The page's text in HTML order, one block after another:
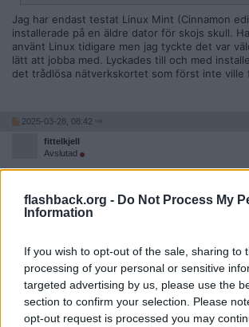
flashback.org - Do Not Process My
Information
If you wish to opt-out of the sale, sharing to
processing of your personal or sensitive
targeted advertising by us, please use the
section to confirm your selection. Please
opt-out request is processed you may
Jag har endast testat Linux Mint (Cinnamon
installerade på en äldre dator för skojs skull.
använt Linux tidigare men jag tyckte det var
lätt att jobba med. Lyckades till och med
det trådlösa nätverkskortet som först inte ville
2025-03-28, 08:42
fittelkjell
Avslutad
För dem som inte förstår trådskaparens
OnT: Linux Mint är användarvänligt.
2025-03-28, 08:50
Medlem